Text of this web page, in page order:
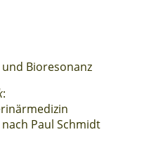
Bioresonanz
:
Paul Schmidt